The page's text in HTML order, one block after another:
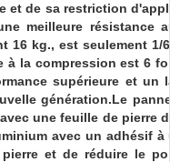
et de sa restriction
meilleure résistance
16 kg., est seulement
à la compression est 6
supérieure et un
génération.Le
une feuille de pierre
avec un adhésif à
pierre et de réduire le